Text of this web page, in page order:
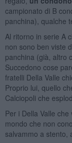
campionato di B
panchina), qualche
Al ritorno in serie A
non sono ben viste
panchina (già, altro
Succedono cose
fratelli Della Valle
Proprio lui, quello
Calciopoli che
Per i Della Valle
mondo che non
salvammo a stento,